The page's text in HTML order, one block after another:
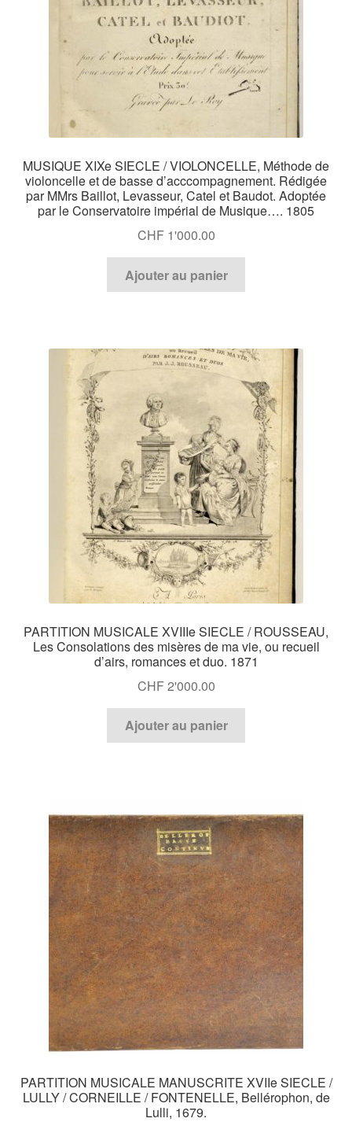
MUSIQUE XIXe SIECLE / VIOLONCELLE, Méthode de
violoncelle et de basse d’acccompagnement. Rédigée
par MMrs Baillot, Levasseur, Catel et Baudot. Adoptée
par le Conservatoire impérial de Musique…. 1805
CHF1'000.00
Ajouter au panier
PARTITION MUSICALE XVIIIe SIECLE / ROUSSEAU,
Les Consolations des misères de ma vie, ou recueil
d’airs, romances et duo. 1871
CHF2'000.00
Ajouter au panier
PARTITION MUSICALE MANUSCRITE XVIIe SIECLE /
LULLY / CORNEILLE / FONTENELLE, Bellérophon, de
Lulli, 1679.